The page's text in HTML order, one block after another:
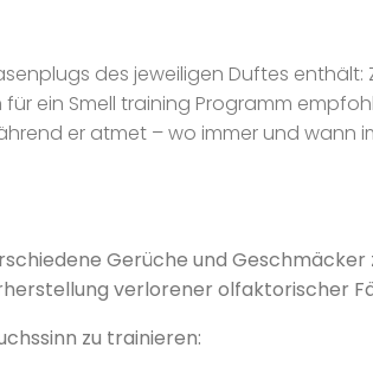
des jeweiligen Duftes
ein Smell training Programm
er atmet – wo immer und wann
Gerüche und
verlorener olfaktorischer
zu trainieren: